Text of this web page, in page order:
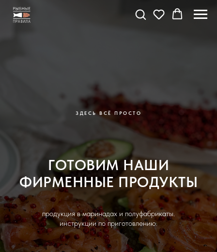
ЗДЕСЬ ВСЁ ПРОСТО
ГОТОВИМ НАШИ
ФИРМЕННЫЕ ПРОДУКТЫ
продукция в маринадах и полуфабрикаты.
инструкции по приготовлению.